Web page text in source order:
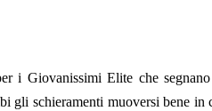
i Giovanissimi Elite che
gli schieramenti muoversi bene